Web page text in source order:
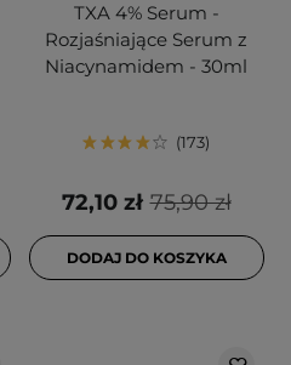
TXA 4% Serum -
Rozjaśniające Serum z
Niacynamidem - 30ml
173
75,90 zł
72,10 zł
DODAJ DO KOSZYKA